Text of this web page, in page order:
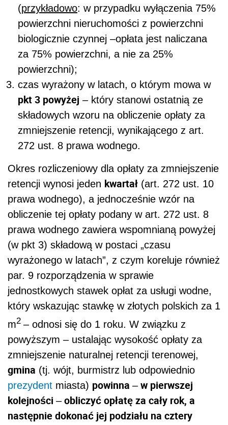
(przykładowo: w przypadku wyłączenia 75%
powierzchni nieruchomości z powierzchni
biologicznie czynnej –opłata jest naliczana
za 75% powierzchni, a nie za 25%
powierzchni);
czas wyrażony w latach, o którym mowa w
pkt 3 powyżej – który stanowi ostatnią ze
składowych wzoru na obliczenie opłaty za
zmniejszenie retencji, wynikającego z art.
272 ust. 8 prawa wodnego.
Okres rozliczeniowy dla opłaty za zmniejszenie
retencji wynosi jeden kwartał (art. 272 ust. 10
prawa wodnego), a jednocześnie wzór na
obliczenie tej opłaty podany w art. 272 ust. 8
prawa wodnego zawiera wspomnianą powyżej
(w pkt 3) składową w postaci „czasu
wyrażonego w latach”, z czym koreluje również
par. 9 rozporządzenia w sprawie
jednostkowych stawek opłat za usługi wodne,
który wskazując stawkę w złotych polskich za 1
m2 – odnosi się do 1 roku. W związku z
powyższym – ustalając wysokość opłaty za
zmniejszenie naturalnej retencji terenowej,
gmina (tj. wójt, burmistrz lub odpowiednio
prezydent miasta) powinna –w pierwszej
kolejności –obliczyć opłatę za cały rok, a
następnie dokonać jej podziału na cztery